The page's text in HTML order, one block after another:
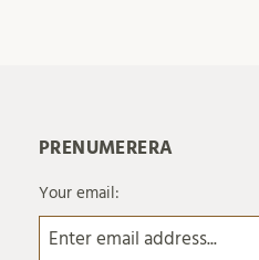
PRENUMERERA
Your email: